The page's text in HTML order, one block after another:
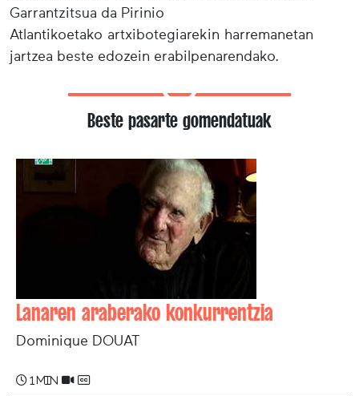
Garrantzitsua da Pirinio
Atlantikoetako artxibotegiarekin harremanetan
jartzea beste edozein erabilpenarendako.
Beste pasarte gomendatuak
Lanaren araberako konkurrentzia
Dominique DOUAT
1 min